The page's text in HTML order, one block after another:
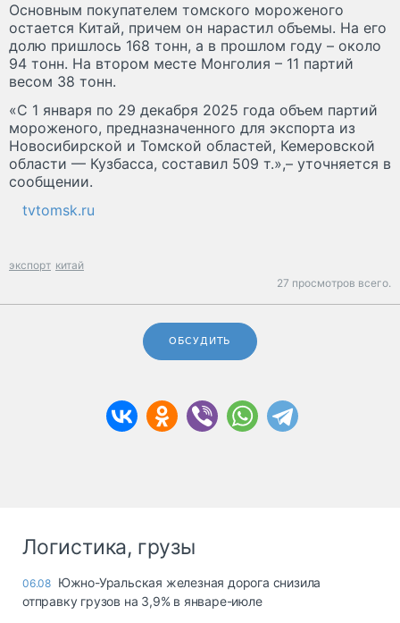
Основным покупателем томского мороженого
остается Китай, причем он нарастил объемы. На его
долю пришлось 168 тонн, а в прошлом году – около
94 тонн. На втором месте Монголия – 11 партий
весом 38 тонн.
«С 1 января по 29 декабря 2025 года объем партий
мороженого, предназначенного для экспорта из
Новосибирской и Томской областей, Кемеровской
области — Кузбасса, составил 509 т.»,– уточняется в
сообщении.
tvtomsk.ru
экспорт китай
27 просмотров всего.
ОБСУДИТЬ
Логистика, грузы
06.08 Южно-Уральская железная дорога снизила
отправку грузов на 3,9% в январе-июле